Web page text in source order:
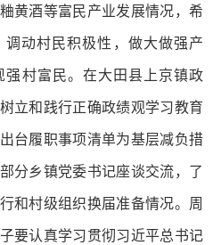
黄酒等富民产业发展情况，希
调动村民积极性，做大做强产
强村富民。在大田县上京镇政
立和践行正确政绩观学习教育
台履职事项清单为基层减负措
分乡镇党委书记座谈交流，了
和村级组织换届准备情况。周
要认真学习贯彻习近平总书记